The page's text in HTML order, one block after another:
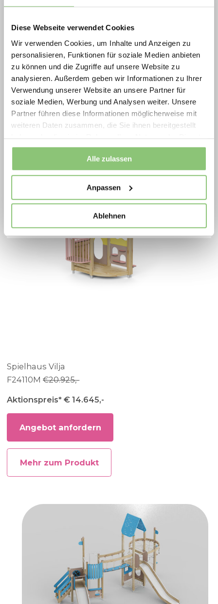
Diese Webseite verwendet Cookies
Wir verwenden Cookies, um Inhalte und Anzeigen zu
personalisieren, Funktionen für soziale Medien anbieten
zu können und die Zugriffe auf unsere Website zu
analysieren. Außerdem geben wir Informationen zu Ihrer
Verwendung unserer Website an unsere Partner für
soziale Medien, Werbung und Analysen weiter. Unsere
Partner führen diese Informationen möglicherweise mit
weiteren Daten zusammen, die Sie ihnen bereitgestellt
gesammelt haben.
Alle zulassen
Anpassen
Ablehnen
Spielhaus Astrid
Aktionspreis* € 5.150,-
Angebot anfordern
Mehr zum Produkt
Spielhaus Vilja
F24110M€20.925,-
Aktionspreis* € 14.645,-
Angebot anfordern
Mehr zum Produkt
Spielplatzoffensive vereint Qualität,
ausgewählten Aktionsprodukten.
2026 profitieren Gemeinden, Schulen, Planer
und Betreiber von extra scharf kalkulierten
Preisen auf langlebige, geprüfte
Spielplatzlösungen ideal für Neubau,
Erneuerung und Ersatzinvestitionen.
Jetzt Aktionsprodukte sichern und Vorteile
nutzen
Movement for every heartbeat.
Spielplatzoffensive 2026